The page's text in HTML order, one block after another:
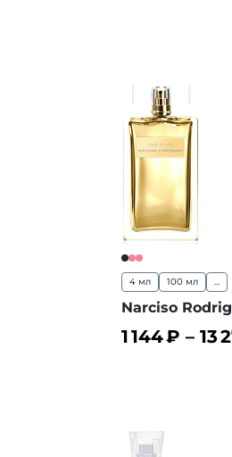
4 мл 100 мл ...
Narciso
1 144₽ – 13